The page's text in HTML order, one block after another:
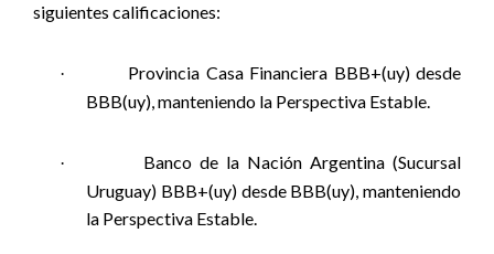
siguientes calificaciones:
·
Provincia Casa Financiera BBB+(uy) desde
BBB(uy), manteniendo la Perspectiva Estable.
·
Banco de la Nación Argentina (Sucursal
Uruguay) BBB+(uy) desde BBB(uy), manteniendo
la Perspectiva Estable.